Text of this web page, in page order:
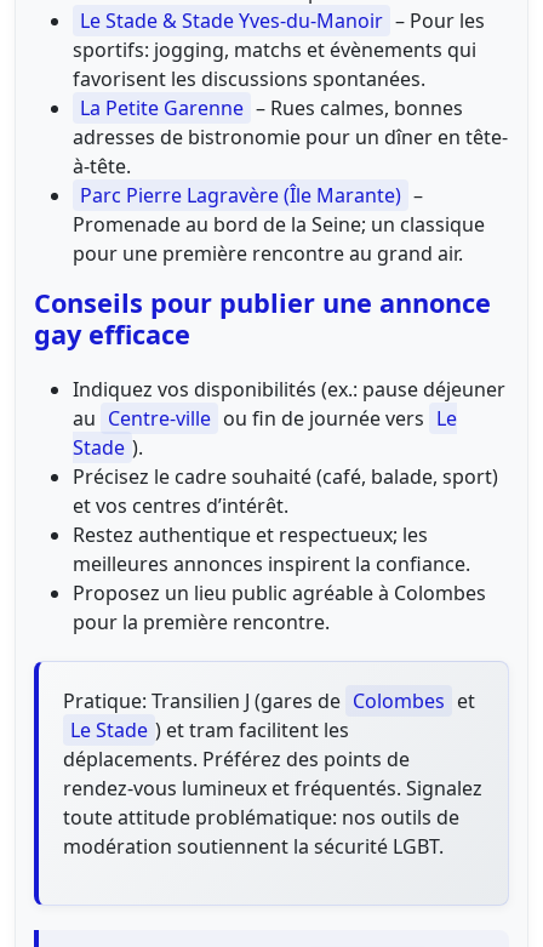
Le Stade & Stade Yves-du-Manoir – Pour les
sportifs: jogging, matchs et évènements qui
favorisent les discussions spontanées.
La Petite Garenne – Rues calmes, bonnes
adresses de bistronomie pour un dîner en tête-
à-tête.
Parc Pierre Lagravère (Île Marante) –
Promenade au bord de la Seine; un classique
pour une première rencontre au grand air.
Conseils pour publier une annonce
gay efficace
Indiquez vos disponibilités (ex.: pause déjeuner
au Centre-ville ou fin de journée vers Le
Stade ).
Précisez le cadre souhaité (café, balade, sport)
et vos centres d’intérêt.
Restez authentique et respectueux; les
meilleures annonces inspirent la confiance.
Proposez un lieu public agréable à Colombes
pour la première rencontre.
Pratique: Transilien J (gares de Colombes et
Le Stade ) et tram facilitent les
déplacements. Préférez des points de
rendez-vous lumineux et fréquentés. Signalez
toute attitude problématique: nos outils de
modération soutiennent la sécurité LGBT.